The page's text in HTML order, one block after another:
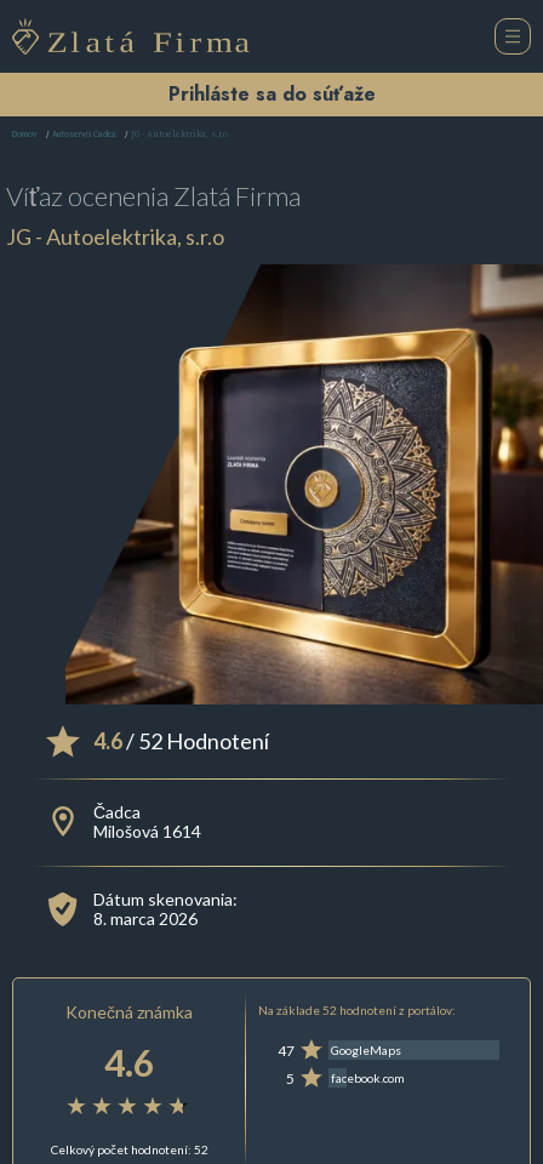
Prihláste sa do súťaže
Domov Autoservis Čadca JG - Autoelektrika, s.r.o
Víťaz ocenenia Zlatá Firma
JG - Autoelektrika, s.r.o
4.6/ 52 Hodnotení
Čadca
Milošová 1614
Dátum skenovania:
8. marca 2026
Konečná známka
4.6
Celkový počet hodnotení: 52
Na základe 52 hodnotení z portálov:
47 GoogleMaps
5 facebook.com